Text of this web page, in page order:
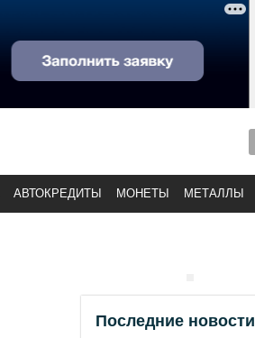
АВТОКРЕДИТЫ МОНЕТЫ МЕТАЛЛЫ
Последние новости